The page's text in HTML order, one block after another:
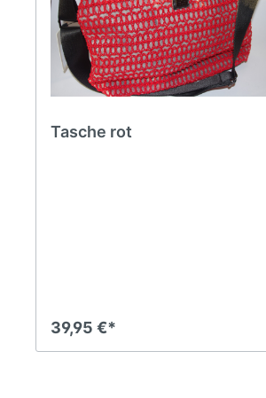
Tasche rot
39,95 €*